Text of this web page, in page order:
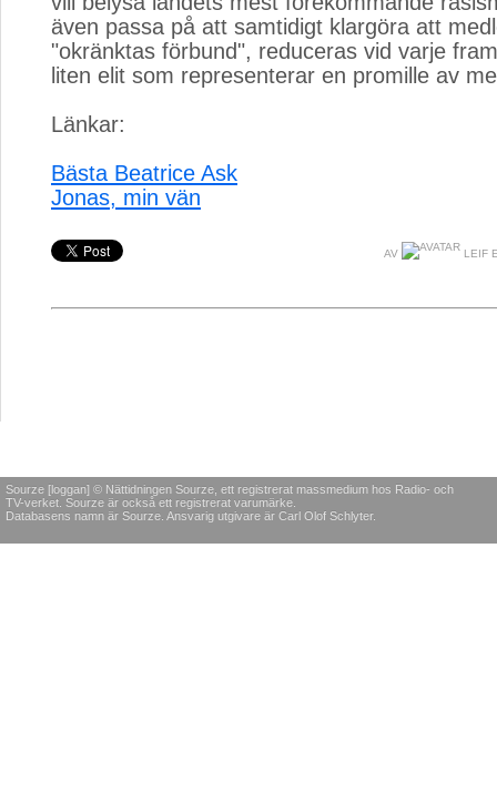
även passa på att samtidigt klargöra att
"okränktas förbund", reduceras vid varje
liten elit som representerar en promille av
Länkar:
Bästa Beatrice Ask
Jonas, min vän
AV LEIF
Sourze [loggan] © Nättidningen Sourze, ett registrerat massmedium hos Radio- och
TV-verket. Sourze är också ett registrerat varumärke.
Databasens namn är Sourze. Ansvarig utgivare är Carl Olof Schlyter.